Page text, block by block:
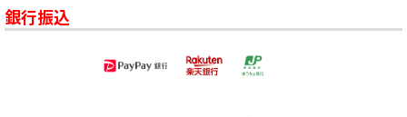
銀行振込